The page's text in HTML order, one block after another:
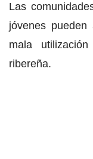
Las
jóvenes
mala
ribereña.